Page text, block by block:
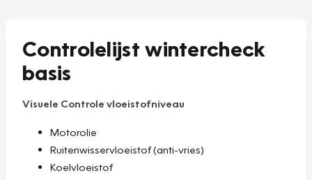
Controlelijst wintercheck
basis
Visuele Controle vloeistofniveau
Motorolie
Ruitenwisservloeistof (anti-vries)
Koelvloeistof